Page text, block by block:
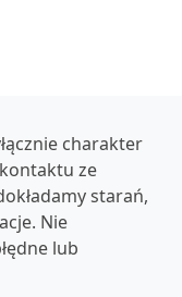
charakter
ze
starań,
Nie
lub